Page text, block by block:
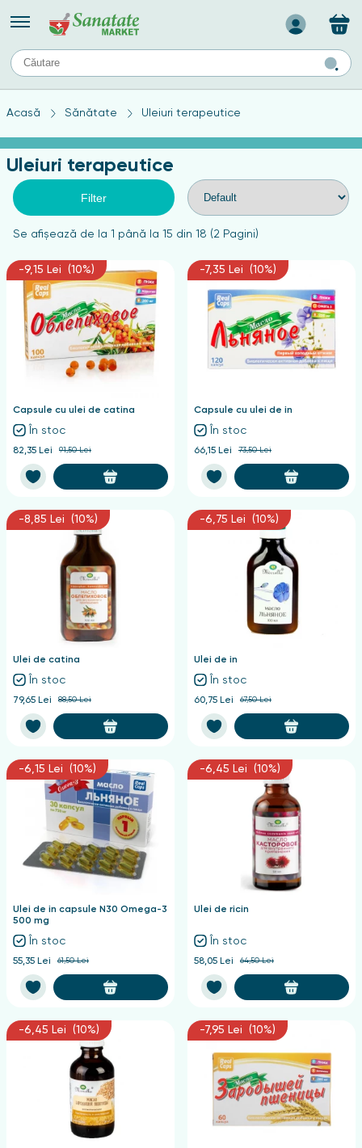
Назад
TIPURI DE TEN
Produse pentru ten mixt
Ten problematic
Produse pentru ten gras
Produse pentru ten sensibil
Acasă Sănătate Uleiuri terapeutice
Uleiuri terapeutice
Filter
Se afişează de la 1 până la 15 din 18 (2 Pagini)
-9,15 Lei (10%)
Capsule cu ulei de catina
În stoc
82,35 Lei 91,50 Lei
-7,35 Lei (10%)
Capsule cu ulei de in
În stoc
66,15 Lei 73,50 Lei
-8,85 Lei (10%)
Ulei de catina
În stoc
79,65 Lei 88,50 Lei
-6,75 Lei (10%)
Ulei de in
În stoc
60,75 Lei 67,50 Lei
-6,15 Lei (10%)
Ulei de in capsule N30 Omega-3
500 mg
În stoc
55,35 Lei 61,50 Lei
-6,45 Lei (10%)
Ulei de ricin
În stoc
58,05 Lei 64,50 Lei
-6,45 Lei (10%) -7,95 Lei (10%)